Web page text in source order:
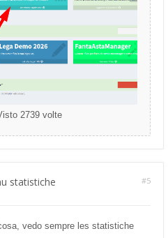
2739 volte
statistiche #5
vedo sempre les statistiche